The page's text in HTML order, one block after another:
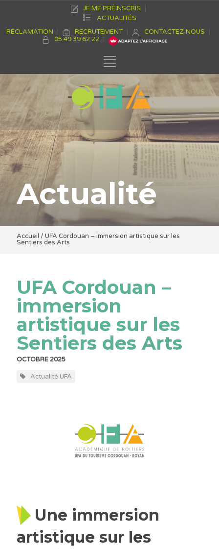
JE ME PRÉINSCRIS
ACTUALITÉS
RÉCLAMATION
RECRUTEMENT
CONTACTEZ-NOUS
05 49 39 62 22
Actualité
Accueil / UFA Cordouan – immersion artistique sur les
Sentiers des Arts
UFA Cordouan –
immersion
artistique sur les
Sentiers des Arts
OCTOBRE 2025
Actualité UFA
Une immersion
artistique sur les